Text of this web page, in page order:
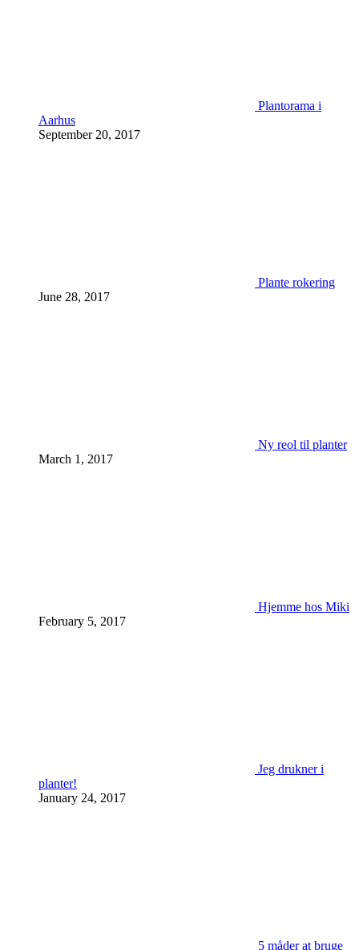
Plantorama i
Aarhus
September 20, 2017
Plante rokering
June 28, 2017
Ny reol til planter
March 1, 2017
Hjemme hos Miki
February 5, 2017
Jeg drukner i
planter!
January 24, 2017
5 måder at bruge